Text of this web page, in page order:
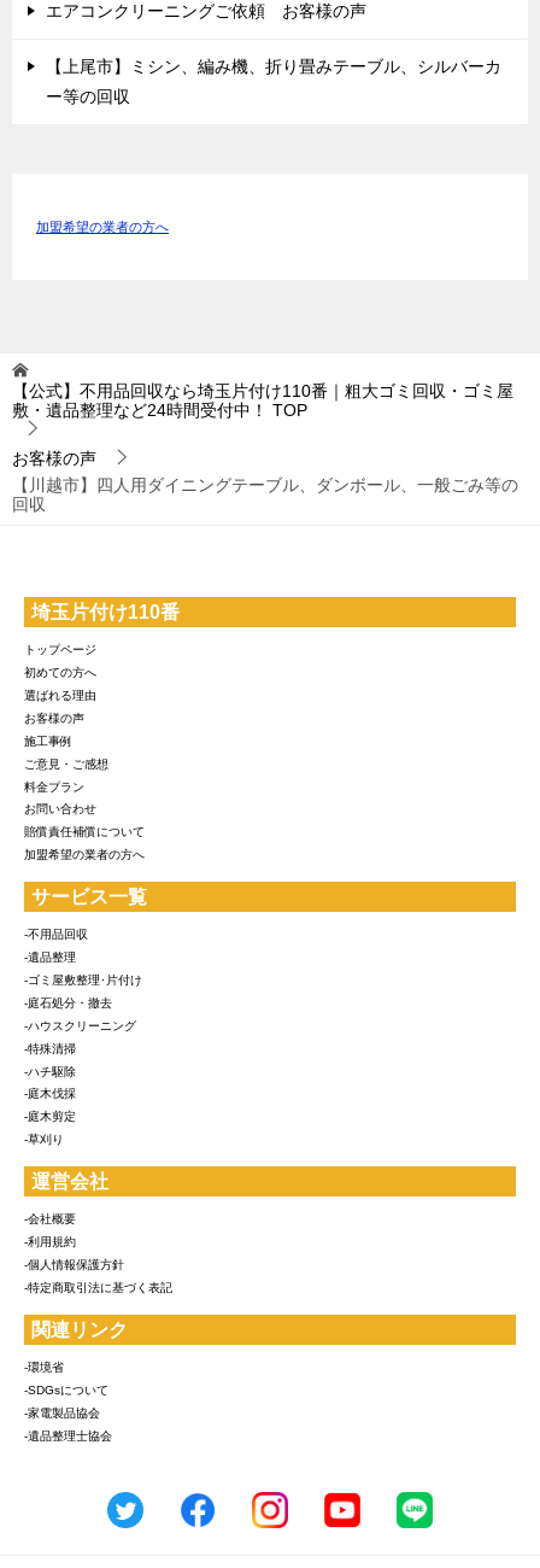
エアコンクリーニングご依頼 お客様の声
【上尾市】ミシン、編み機、折り畳みテーブル、シルバーカ
ー等の回収
加盟希望の業者の方へ
【公式】不用品回収なら埼玉片付け110番｜粗大ゴミ回収・ゴミ屋
敷・遺品整理など24時間受付中！
TOP
お客様の声
【川越市】四人用ダイニングテーブル、ダンボール、一般ごみ等の
回収
埼玉片付け110番
トップページ
初めての方へ
選ばれる理由
お客様の声
施工事例
ご意見・ご感想
料金プラン
お問い合わせ
賠償責任補償について
加盟希望の業者の方へ
サービス一覧
-不用品回収
-遺品整理
-ゴミ屋敷整理･片付け
-庭石処分・撤去
-ハウスクリーニング
-特殊清掃
-ハチ駆除
-庭木伐採
-庭木剪定
-草刈り
運営会社
-会社概要
-利用規約
-個人情報保護方針
-特定商取引法に基づく表記
関連リンク
-環境省
-SDGsについて
-家電製品協会
-遺品整理士協会